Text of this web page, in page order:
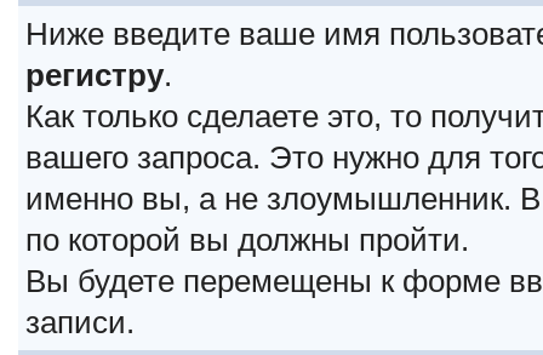
Ниже введите ваше имя
регистру.
Как только сделаете это, то
вашего запроса. Это нужно для
именно вы, а не злоумышленник. В
по которой вы должны пройти.
Вы будете перемещены к форме
записи.